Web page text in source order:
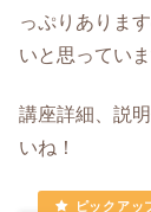
っぷりありま
いと思っていま
講座詳細、説
いね！